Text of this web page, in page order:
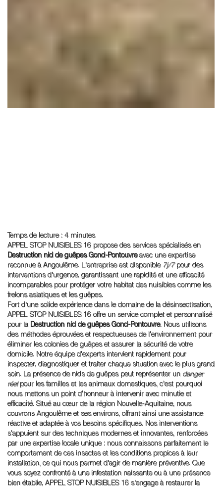
Temps de lecture : 4 minutes
APPEL STOP NUISIBLES 16 propose des services spécialisés en
Destruction nid de guêpes Gond-Pontouvreavec une expertise
reconnue à Angoulême. L'entreprise est disponible 7j/7pour des
interventions d'urgence, garantissant une rapidité et une efficacité
incomparables pour protéger votre habitat des nuisibles comme les
frelons asiatiques et les guêpes.
Fort d'une solide expérience dans le domaine de la désinsectisation,
APPEL STOP NUISIBLES 16 offre un service complet et personnalisé
pour la Destruction nid de guêpes Gond-Pontouvre. Nous utilisons
des méthodes éprouvées et respectueuses de l'environnement pour
éliminer les colonies de guêpes et assurer la sécurité de votre
domicile. Notre équipe d'experts intervient rapidement pour
inspecter, diagnostiquer et traiter chaque situation avec le plus grand
soin. La présence de nids de guêpes peut représenter un danger
réelpour les familles et les animaux domestiques, c'est pourquoi
nous mettons un point d'honneur à intervenir avec minutie et
efficacité. Situé au cœur de la région Nouvelle-Aquitaine, nous
couvrons Angoulême et ses environs, offrant ainsi une assistance
réactive et adaptée à vos besoins spécifiques. Nos interventions
s'appuient sur des techniques modernes et innovantes, renforcées
par une expertise locale unique : nous connaissons parfaitement le
comportement de ces insectes et les conditions propices à leur
installation, ce qui nous permet d'agir de manière préventive. Que
vous soyez confronté à une infestation naissante ou à une présence
bien établie, APPEL STOP NUISIBLES 16 s'engage à restaurer la